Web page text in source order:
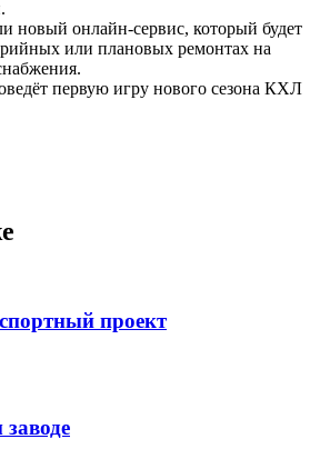
новый онлайн-сервис, который будет
или плановых ремонтах на
первую игру нового сезона КХЛ
проект